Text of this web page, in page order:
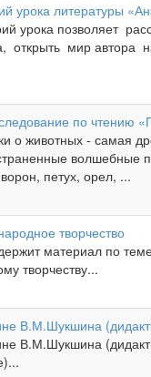
урока литературы
урока позволяет
открыть мир автора
по чтению
о животных - самая
волшебные
петух, орел, ...
творчество
материал по
творчеству...
В.М.Шукшина
В.М.Шукшина